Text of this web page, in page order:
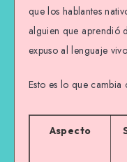
que los hablantes
alguien que aprendió
expuso al lenguaje
Esto es lo que cambia
Aspecto